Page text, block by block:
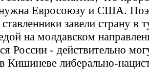
нужна Евросоюзу и США.
завели страну в
на молдавском
России - действительно
Кишиневе либерально-